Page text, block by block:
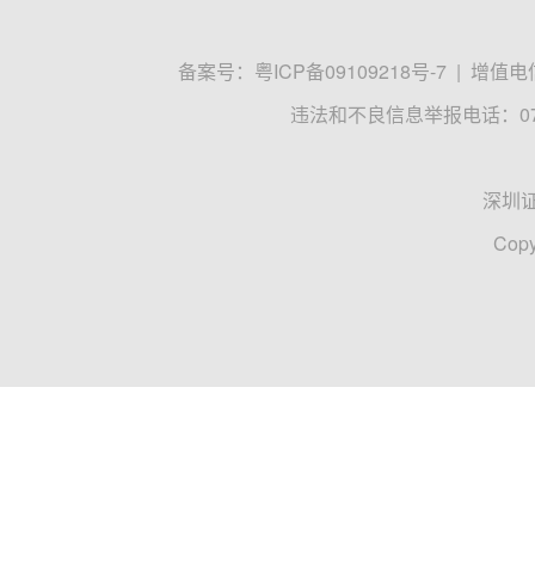
备案号： 粤ICP备09109218号-7 | 增值电
违法和不良信息举报电话：
深圳